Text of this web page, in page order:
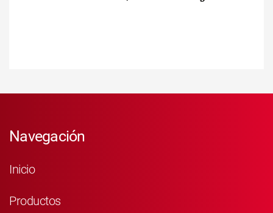
Navegación
Inicio
Productos